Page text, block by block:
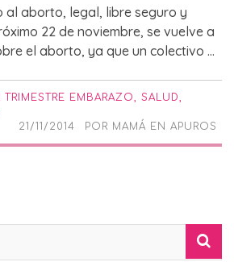
al aborto, legal, libre seguro y
22 de noviembre, se vuelve a
el aborto, ya que un colectivo ...
TRIMESTRE EMBARAZO SALUD
21/11/2014
POR MAMÁ EN APUROS